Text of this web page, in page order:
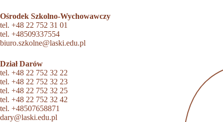
Ośrodek Szkolno-Wychowawczy
tel. +48 22 752 31 01
tel. +48509337554
biuro.szkolne@laski.edu.pl
Dział Darów
tel. +48 22 752 32 22
tel. +48 22 752 32 23
tel. +48 22 752 32 25
tel. +48 22 752 32 42
tel. +48507658871
dary@laski.edu.pl